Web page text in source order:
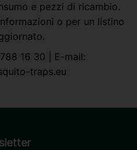
e pezzi di ricambio.
o per un listino
16 30 | E-mail:
traps.eu